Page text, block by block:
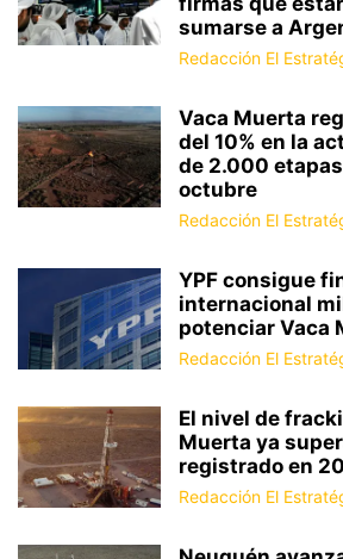
sumarse a
Redacción El
Vaca Muerta
del 10% en la
de 2.000
octubre
Redacción El
YPF consigue
internacional
potenciar Vaca
Redacción El
El nivel de
Muerta ya
registrado en
Redacción El